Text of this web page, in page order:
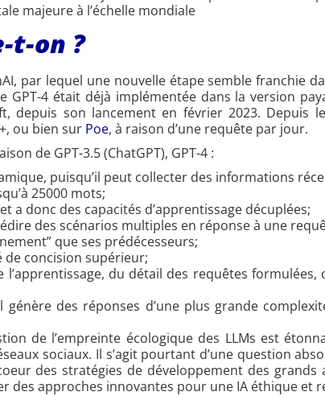
majeure à l’échelle mondiale
t-on ?
par lequel une nouvelle étape semble franchie
4 était déjà implémentée dans la version
depuis son lancement en février 2023. Depuis
ou bien sur Poe, à raison d’une requête par jour.
de GPT-3.5 (ChatGPT), GPT-4 :
puisqu’il peut collecter des informations
25000 mots;
a donc des capacités d’apprentissage décuplées;
des scénarios multiples en réponse à une
que ses prédécesseurs;
de concision supérieur;
du détail des requêtes
génère des réponses d’une plus grande
de l’empreinte écologique des LLMs est
sociaux. Il s’agit pourtant d’une question
des stratégies de développement des grands
des approches innovantes pour une IA éthique et